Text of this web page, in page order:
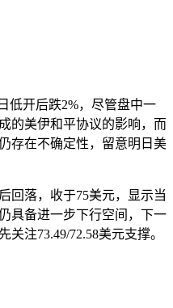
低开后跌2%，尽管盘中一
的美伊和平协议的影响，而
存在不确定性，留意明日美
回落，收于75美元，显示当
具备进一步下行空间，下一
注73.49/72.58美元支撑。